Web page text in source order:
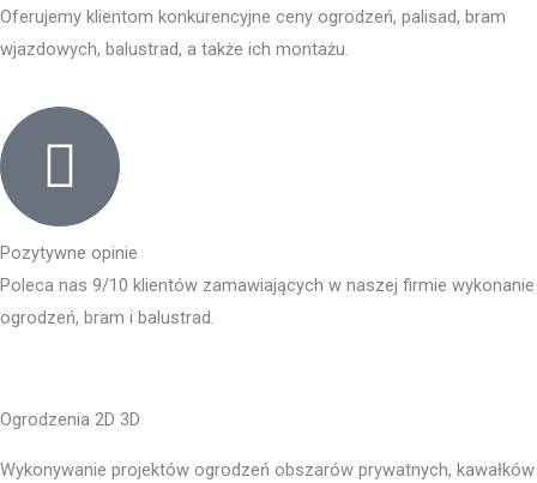
Oferujemy klientom konkurencyjne ceny ogrodzeń, palisad, bram
wjazdowych, balustrad, a także ich montażu.
Pozytywne opinie
Poleca nas 9/10 klientów zamawiających w naszej firmie wykonanie
ogrodzeń, bram i balustrad.
Ogrodzenia 2D 3D
Wykonywanie projektów ogrodzeń obszarów prywatnych, kawałków